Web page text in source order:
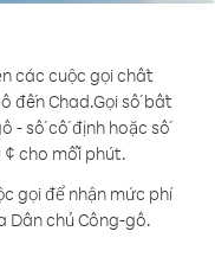
các cuộc gọi chất
đến Chad.Gọi số bất
- số cố định hoặc số
¢ cho mỗi phút.
gọi để nhận mức phí
Dân chủ Công-gô.